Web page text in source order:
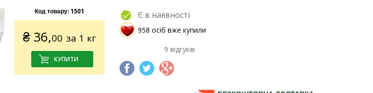
Код товару: 1501
₴ 36,00 за 1 кг
Є в наявності
958 осіб вже купили
9 відгуків